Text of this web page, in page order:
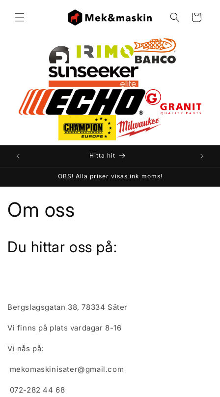
till
innehåll
Varukorg
Hitta hit
OBS! Alla priser visas ink moms!
Om oss
Du hittar oss på:
Bergslagsgatan 38, 78334 Säter
Vi finns på plats vardagar 8-16
Vi nås på:
mekomaskinisater@gmail.com
072-282 44 68